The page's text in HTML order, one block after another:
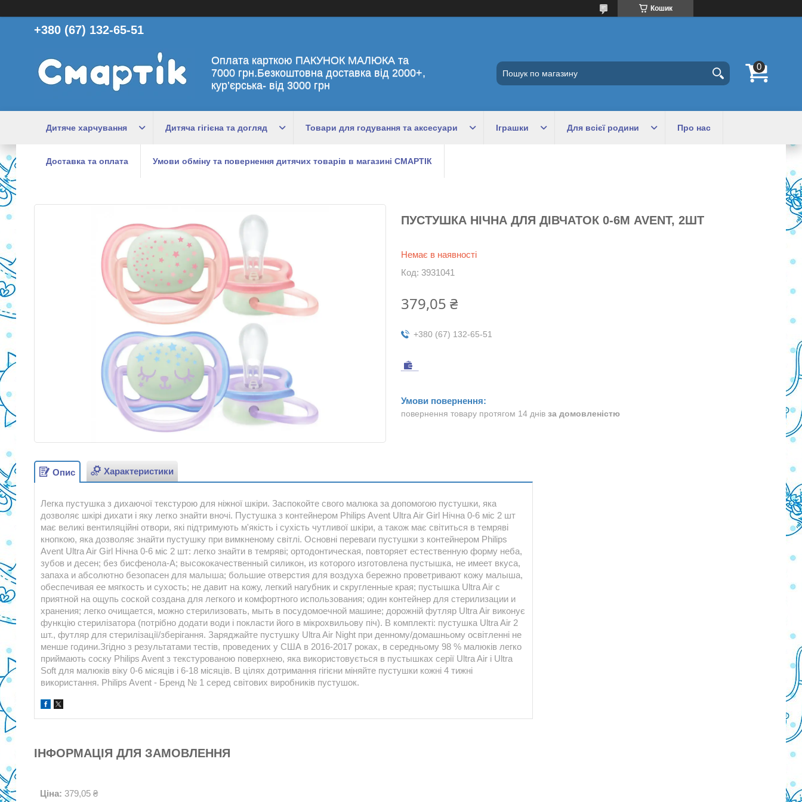
Кошик
+380 (67) 132-65-51
Оплата карткою ПАКУНОК МАЛЮКА та
7000 грн.Безкоштовна доставка від 2000+,
кур’єрська- від 3000 грн
Дитяче харчування Дитяча гігієна та догляд Товари для годування та аксесуари Іграшки Для всієї родини Про нас
Доставка та оплата Умови обміну та повернення дитячих товарів в магазині СМАРТІК
ПУСТУШКА НІЧНА ДЛЯ ДІВЧАТОК 0-6М AVENT, 2ШТ
Немає в наявності
Код: 3931041
379,05 ₴
+380 (67) 132-65-51
повернення товару протягом 14 днів за домовленістю
Опис Характеристики
Легка пустушка з дихаючої текстурою для ніжної шкіри. Заспокойте свого малюка за допомогою пустушки, яка
дозволяє шкірі дихати і яку легко знайти вночі. Пустушка з контейнером Philips Avent Ultra Air Girl Нічна 0-6 міс 2 шт
має великі вентиляційні отвори, які підтримують м'якість і сухість чутливої шкіри, а також має світиться в темряві
кнопкою, яка дозволяє знайти пустушку при вимкненому світлі. Основні переваги пустушки з контейнером Philips
Avent Ultra Air Girl Нічна 0-6 міс 2 шт: легко знайти в темряві; ортодонтическая, повторяет естественную форму неба,
зубов и десен; без бисфенола-А; высококачественный силикон, из которого изготовлена пустышка, не имеет вкуса,
запаха и абсолютно безопасен для малыша; большие отверстия для воздуха бережно проветривают кожу малыша,
обеспечивая ее мягкость и сухость; не давит на кожу, легкий нагубник и скругленные края; пустышка Ultra Air с
приятной на ощупь соской создана для легкого и комфортного использования; один контейнер для стерилизации и
хранения; легко очищается, можно стерилизовать, мыть в посудомоечной машине; дорожній футляр Ultra Air виконує
функцію стерилізатора (потрібно додати води і покласти його в мікрохвильову піч). В комплекті: пустушка Ultra Air 2
шт., футляр для стерилізації/зберігання. Заряджайте пустушку Ultra Air Night при денному/домашньому освітленні не
менше години.Згідно з результатами тестів, проведених у США в 2016-2017 роках, в середньому 98 % малюків легко
приймають соску Philips Avent з текстурованою поверхнею, яка використовується в пустышках серії Ultra Air і Ultra
Soft для малюків віку 0-6 місяців і 6-18 місяців. В цілях дотримання гігієни міняйте пустушки кожні 4 тижні
використання. Philips Avent - Бренд № 1 серед світових виробників пустушок.
ІНФОРМАЦІЯ ДЛЯ ЗАМОВЛЕННЯ
Ціна: 379,05 ₴